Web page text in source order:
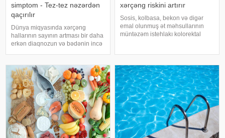
simptom - Tez-tez nəzərdən
qaçırılır
Dünya miqyasında xərçəng
hallarının sayının artması bir daha
erkən diaqnozun və bədənin incə
vurğulayır. Məşhur inancın əksinə
olaraq, xərçəng növləri həmişə
ağı
xərçəng riskini artırır
Sosis, kolbasa, bekon və digər
emal olunmuş ət məhsullarının
müntəzəm istehlakı kolorektal
Nazirliyinin Milli Kliniki
Endokrinologiy